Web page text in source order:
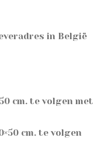
in België
cm. te volgen met
cm. te volgen